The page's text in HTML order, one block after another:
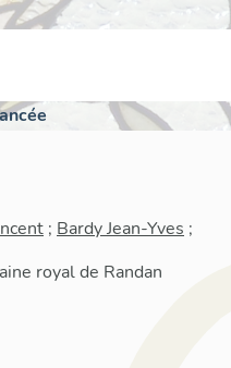
; Bardy Jean-Yves ;
royal de Randan